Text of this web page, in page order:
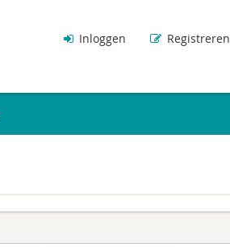
Inloggen Registreren